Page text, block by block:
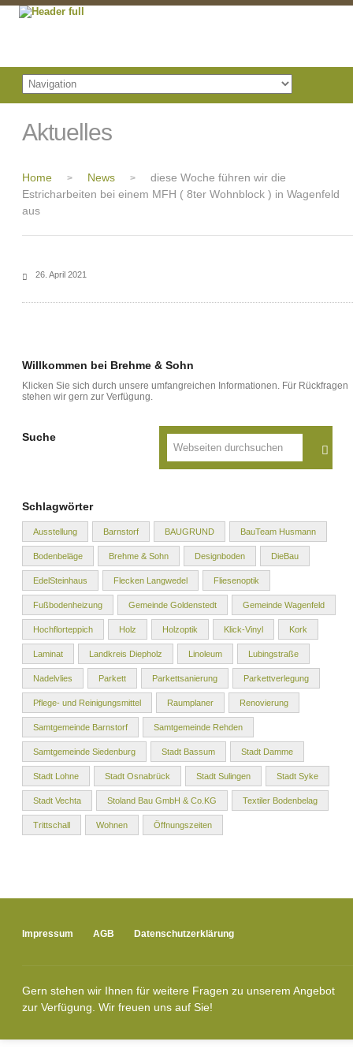
Aktuelles
Home > News >
diese Woche führen wir die
Estricharbeiten bei einem MFH ( 8ter Wohnblock ) in Wagenfeld
aus
26. April 2021
Willkommen bei Brehme & Sohn
Klicken Sie sich durch unsere umfangreichen Informationen. Für Rückfragen
stehen wir gern zur Verfügung.
Suche
Schlagwörter
Ausstellung Barnstorf BAUGRUND BauTeam Husmann
Bodenbeläge Brehme & Sohn Designboden DieBau
EdelSteinhaus Flecken Langwedel Fliesenoptik
Fußbodenheizung Gemeinde Goldenstedt Gemeinde Wagenfeld
Hochflorteppich Holz Holzoptik Klick-Vinyl Kork
Laminat Landkreis Diepholz Linoleum Lubingstraße
Nadelvlies Parkett Parkettsanierung Parkettverlegung
Pflege- und Reinigungsmittel Raumplaner Renovierung
Samtgemeinde Barnstorf Samtgemeinde Rehden
Samtgemeinde Siedenburg Stadt Bassum Stadt Damme
Stadt Lohne Stadt Osnabrück Stadt Sulingen Stadt Syke
Stadt Vechta Stoland Bau GmbH & Co.KG Textiler Bodenbelag
Trittschall Wohnen Öffnungszeiten
Impressum AGB Datenschutzerklärung
Gern stehen wir Ihnen für weitere Fragen zu unserem Angebot
zur Verfügung. Wir freuen uns auf Sie!